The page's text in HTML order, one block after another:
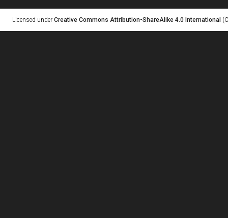
Licensed under Creative Commons Attribution-ShareAlike 4.0 International